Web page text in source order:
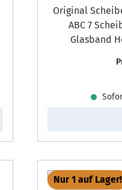
Original Scheibendichtung
ABC 7
Glasband
Nur 1 auf Lager!